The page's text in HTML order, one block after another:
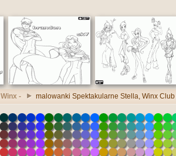
- malowanki Spektakularne Stella, Winx Club